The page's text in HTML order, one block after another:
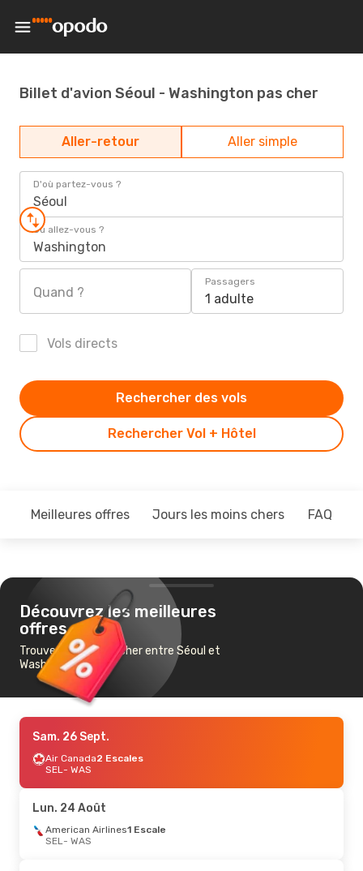
Billet d'avion Séoul - Washington pas cher
Aller-retour Aller simple
D'où partez-vous ?
Séoul
Où allez-vous ?
Washington
Quand ?
Passagers
1 adulte
Vols directs
Rechercher Vol + Hôtel
Rechercher des vols
Meilleures offres Jours les moins chers FAQ
Découvrez les meilleures
offres
Trouvez un vol pas cher entre Séoul et
Washington
Sam. 26 Sept.
Air Canada2 Escales
SEL- WAS
Lun. 24 Août
American Airlines1 Escale
SEL- WAS